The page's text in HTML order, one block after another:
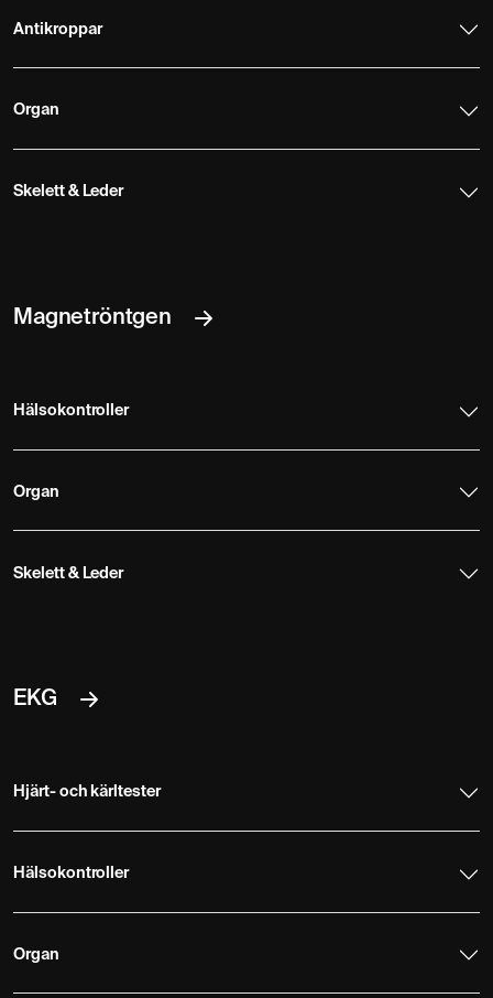
Antikroppar
Organ
Skelett & Leder
Magnetröntgen
Hälsokontroller
Organ
Skelett & Leder
EKG
Hjärt- och kärltester
Hälsokontroller
Organ